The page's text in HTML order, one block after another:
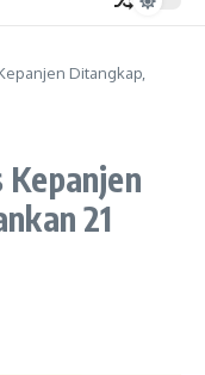
Ditangkap,
Kepanjen
21